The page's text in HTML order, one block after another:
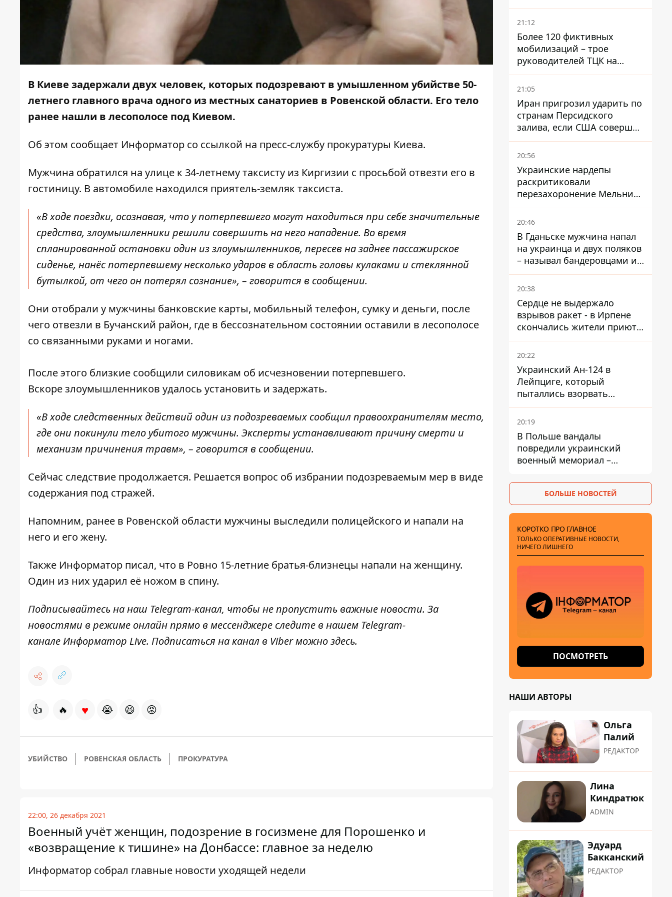
В Киеве задержали двух человек, которых подозревают в умышленном убийстве 50-
летнего главного врача одного из местных санаториев в Ровенской области. Его тело
ранее нашли в лесополосе под Киевом.
Об этом сообщает Информатор со ссылкой на пресс-службу прокуратуры Киева.
Мужчина обратился на улице к 34-летнему таксисту из Киргизии с просьбой отвезти его в
гостиницу. В автомобиле находился приятель-земляк таксиста.
«В ходе поездки, осознавая, что у потерпевшего могут находиться при себе значительные
средства, злоумышленники решили совершить на него нападение. Во время
спланированной остановки один из злоумышленников, пересев на заднее пассажирское
сиденье, нанёс потерпевшему несколько ударов в область головы кулаками и стеклянной
бутылкой, от чего он потерял сознание», – говорится в сообщении.
Они отобрали у мужчины банковские карты, мобильный телефон, сумку и деньги, после
чего отвезли в Бучанский район, где в бессознательном состоянии оставили в лесополосе
со связанными руками и ногами.
После этого близкие сообщили силовикам об исчезновении потерпевшего.
Вскоре злоумышленников удалось установить и задержать.
«В ходе следственных действий один из подозреваемых сообщил правоохранителям место,
где они покинули тело убитого мужчины. Эксперты устанавливают причину смерти и
механизм причинения травм», – говорится в сообщении.
Сейчас следствие продолжается. Решается вопрос об избрании подозреваемым мер в виде
содержания под стражей.
Напомним, ранее в Ровенской области мужчины выследили полицейского и напали на
него и его жену.
Также Информатор писал, что в Ровно 15-летние братья-близнецы напали на женщину.
Один из них ударил её ножом в спину.
Подписывайтесь на наш Telegram-канал, чтобы не пропустить важные новости. За
новостями в режиме онлайн прямо в мессенджере следите в нашем Telegram-
канале Информатор Live. Подписаться на канал в Viber можноздесь.
👍 🔥 ♥ 😭 😆 😡
УБИЙСТВО РОВЕНСКАЯ ОБЛАСТЬ ПРОКУРАТУРА
22:00, 26 декабря 2021
Военный учёт женщин, подозрение в госизмене для Порошенко и
«возвращение к тишине» на Донбассе: главное за неделю
Информатор собрал главные новости уходящей недели
возраста - кого это может
затронуть
21:12
Более 120 фиктивных
мобилизаций – трое
руководителей ТЦК на
Волыни и Буковине
получили подозрения за
21:05
Иран пригрозил ударить по
странам Персидского
залива, если США совершат
хотя бы одну атаку - Reuters
20:56
Украинские нардепы
раскритиковали
перезахоронение Мельника
из-за риска
дипломатической изоляции
20:46
В Гданьске мужчина напал
на украинца и двух поляков
– называл бандеровцами и
вел себя агрессивно
20:38
Сердце не выдержало
взрывов ракет - в Ирпене
скончались жители приюта
для собак с инвалидностью
20:22
Украинский Ан-124 в
Лейпциге, который
пыталлись взорвать
дроном, был загружен
боеприпасами
20:19
В Польше вандалы
повредили украинский
военный мемориал –
БОЛЬШЕ НОВОСТЕЙ
КОРОТКО ПРО ГЛАВНОЕ
ТОЛЬКО ОПЕРАТИВНЫЕ НОВОСТИ,
НИЧЕГО ЛИШНЕГО
ПОСМОТРЕТЬ
НАШИ АВТОРЫ
Ольга
Палий
РЕДАКТОР
Лина
Киндратюк
ADMIN
Эдуард
Бакканский
РЕДАКТОР